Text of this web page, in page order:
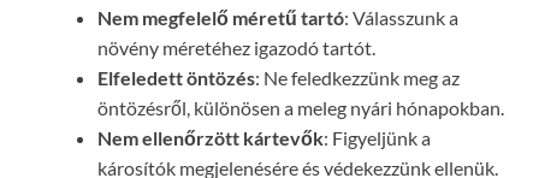
Nem megfelelő méretű tartó: Válasszunk a
növény méretéhez igazodó tartót.
Elfeledett öntözés: Ne feledkezzünk meg az
öntözésről, különösen a meleg nyári hónapokban.
Nem ellenőrzött kártevők: Figyeljünk a
károsítók megjelenésére és védekezzünk ellenük.